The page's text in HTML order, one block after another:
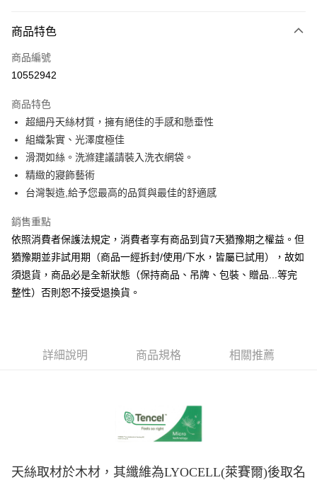
信用卡一次付款
信用卡分期付款
合作金庫商業銀行
華南商業銀行
彰化商業銀行
上海商業儲蓄銀行
國泰世華商業銀行
兆豐國際商業銀行
臺灣中小企業銀行
匯豐（台灣）商業銀行
華泰商業銀行
聯邦商業銀行
遠東國際商業銀行
元大商業銀行
台新國際商業銀行
中國信託商業銀行
台灣樂天信用卡公司
6 期 0 利率 每期
華南商業銀行
上海商業儲蓄銀行
台北富邦商業銀行
國泰世華商業銀行
臺灣中小企業銀行
台中商業銀行
聯邦商業銀行
元大商業銀行
永豐商業銀行
玉山商業銀行
星展（台灣）商業銀行
台灣樂天信用卡公司
LINE Pay
Apple Pay
悠遊付
Google Pay
ATM付款
運送方式
非床墊商品，一般宅配
每筆NT$150，滿NT$1,399(含以上)免運費
商品特色
商品編號
10552942
商品特色
超細丹天絲材質，擁有絕佳的手感和懸垂性
組織紮實、光澤度極佳
滑潤如絲。洗滌建議請裝入洗衣網袋。
精緻的寢飾藝術
台灣製造,給予您最高的品質與最佳的舒適感
銷售重點
依照消費者保護法規定，消費者享有商品到貨7天猶豫期之權益。但
猶豫期並非試用期（商品一經拆封/使用/下水，皆屬已試用），故如
須退貨，商品必是全新狀態（保持商品、吊牌、包裝、贈品...等完
整性）否則恕不接受退換貨。
詳細說明 商品規格 相關推薦
天絲取材於木材，其纖維為LYOCELL(萊賽爾)後取名